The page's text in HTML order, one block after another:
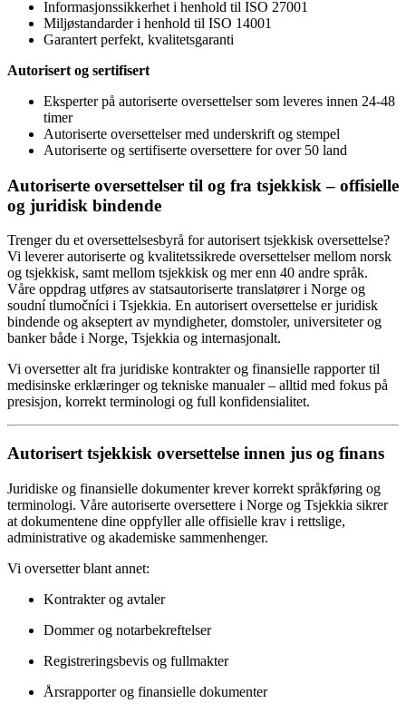
Informasjonssikkerhet i henhold til ISO 27001
Miljøstandarder i henhold til ISO 14001
Garantert perfekt, kvalitetsgaranti
Autorisert og sertifisert
Eksperter på autoriserte oversettelser som leveres innen 24-48
timer
Autoriserte oversettelser med underskrift og stempel
Autoriserte og sertifiserte oversettere for over 50 land
Autoriserte oversettelser til og fra tsjekkisk – offisielle
og juridisk bindende
Trenger du et oversettelsesbyrå for autorisert tsjekkisk oversettelse?
Vi leverer autoriserte og kvalitetssikrede oversettelser mellom norsk
og tsjekkisk, samt mellom tsjekkisk og mer enn 40 andre språk.
Våre oppdrag utføres av statsautoriserte translatører i Norge og
soudní tlumočníci i Tsjekkia. En autorisert oversettelse er juridisk
bindende og akseptert av myndigheter, domstoler, universiteter og
banker både i Norge, Tsjekkia og internasjonalt.
Vi oversetter alt fra juridiske kontrakter og finansielle rapporter til
medisinske erklæringer og tekniske manualer – alltid med fokus på
presisjon, korrekt terminologi og full konfidensialitet.
Autorisert tsjekkisk oversettelse innen jus og finans
Juridiske og finansielle dokumenter krever korrekt språkføring og
terminologi. Våre autoriserte oversettere i Norge og Tsjekkia sikrer
at dokumentene dine oppfyller alle offisielle krav i rettslige,
administrative og akademiske sammenhenger.
Vi oversetter blant annet:
Kontrakter og avtaler
Dommer og notarbekreftelser
Registreringsbevis og fullmakter
Årsrapporter og finansielle dokumenter